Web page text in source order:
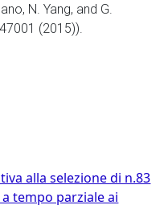
N. Yang, and G.
(2015)).
alla selezione di n.83
tempo parziale ai